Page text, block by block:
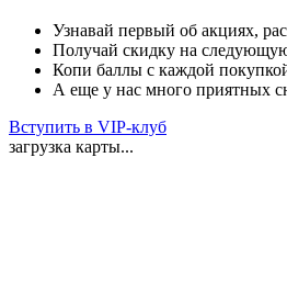
Узнавай первый об акциях,
Получай скидку на
Копи баллы с каждой
А еще у нас много приятных
Вступить в VIP-клуб
загрузка карты...